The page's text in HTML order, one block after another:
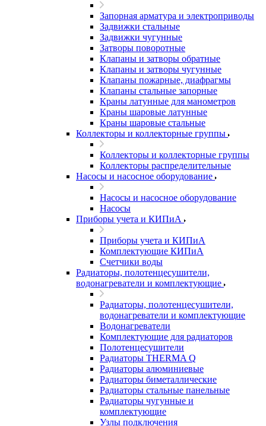
Запорная арматура и электроприводы
Задвижки стальные
Задвижки чугунные
Затворы поворотные
Клапаны и затворы обратные
Клапаны и затворы чугунные
Клапаны пожарные, диафрагмы
Клапаны стальные запорные
Краны латунные для манометров
Краны шаровые латунные
Краны шаровые стальные
Коллекторы и коллекторные группы
Коллекторы и коллекторные группы
Коллекторы распределительные
Насосы и насосное оборудование
Насосы и насосное оборудование
Насосы
Приборы учета и КИПиА
Приборы учета и КИПиА
Комплектующие КИПиА
Счетчики воды
Радиаторы, полотенцесушители,
водонагреватели и комплектующие
Радиаторы, полотенцесушители,
водонагреватели и комплектующие
Водонагреватели
Комплектующие для радиаторов
Полотенцесушители
Радиаторы THERMA Q
Радиаторы алюминиевые
Радиаторы биметаллические
Радиаторы стальные панельные
Радиаторы чугунные и
комплектующие
Узлы подключения